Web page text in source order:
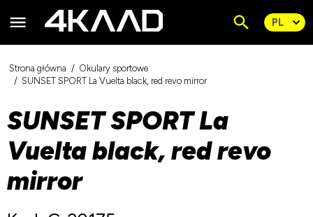
Strona główna
Okulary sportowe
SUNSET SPORT La Vuelta black, red revo mirror
SUNSET SPORT La
Vuelta black, red revo
mirror